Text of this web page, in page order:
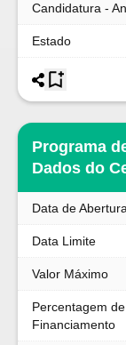
Candidatura -
Estado
Programa
Dados do
Data de Abertura
Data Limite
Valor Máximo
Percentagem de
Financiamento